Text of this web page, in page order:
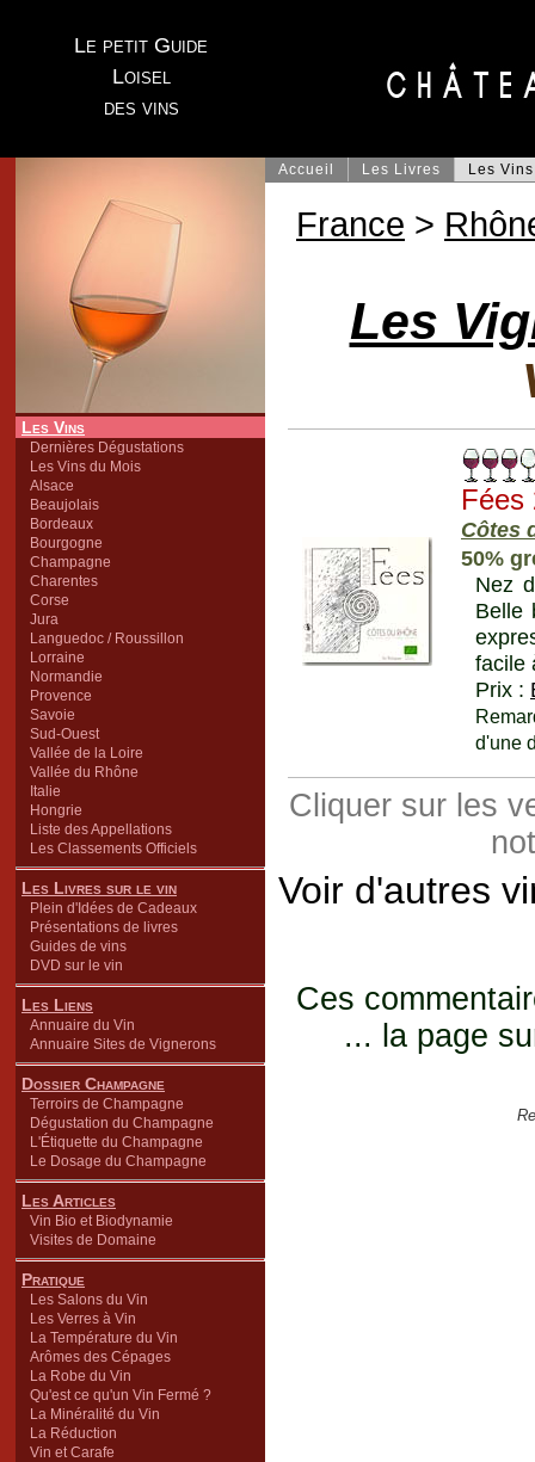
Le petit Guide
Loisel
des vins
Les Vins
Dernières Dégustations
Les Vins du Mois
Alsace
Beaujolais
Bordeaux
Bourgogne
Champagne
Charentes
Corse
Jura
Languedoc / Roussillon
Lorraine
Normandie
Provence
Savoie
Sud-Ouest
Vallée de la Loire
Vallée du Rhône
Italie
Hongrie
Liste des Appellations
Les Classements Officiels
Les Livres sur le vin
Plein d'Idées de Cadeaux
Présentations de livres
Guides de vins
DVD sur le vin
Les Liens
Annuaire du Vin
Annuaire Sites de Vignerons
Dossier Champagne
Terroirs de Champagne
Dégustation du Champagne
L'Étiquette du Champagne
Le Dosage du Champagne
Les Articles
Vin Bio et Biodynamie
Visites de Domaine
Pratique
Les Salons du Vin
Les Verres à Vin
La Température du Vin
Arômes des Cépages
La Robe du Vin
Qu'est ce qu'un Vin Fermé ?
La Minéralité du Vin
La Réduction
Vin et Carafe
Accueil Les Livres Les Vins
France >
Les
Fées
Côtes
50%
Nez
Belle
facile
Prix :
d'une
Cliquer sur les
Voir d'autres
Ces
... la page